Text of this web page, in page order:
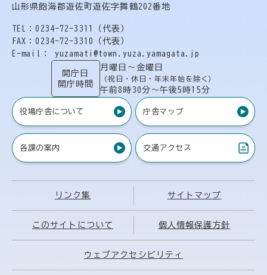
山形県飽海郡遊佐町遊佐字舞鶴202番地
TEL：0234-72-3311（代表）
FAX：0234-72-3310（代表）
E-mail： yuzamati@town.yuza.yamagata.jp
開庁日
開庁時間
月曜日〜金曜日
（祝日・休日・年末年始を除く）
午前8時30分〜午後5時15分
役場庁舎について 庁舎マップ
各課の案内 交通アクセス
（PDF）
リンク集 サイトマップ
このサイトについて 個人情報保護方針
ウェブアクセシビリティ